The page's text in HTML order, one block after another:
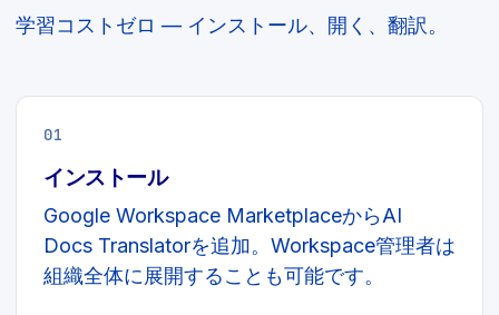
学習コストゼロ — インストール、開く、翻訳。
01
インストール
Google Workspace MarketplaceからAI
Docs Translatorを追加。Workspace管理者は
組織全体に展開することも可能です。